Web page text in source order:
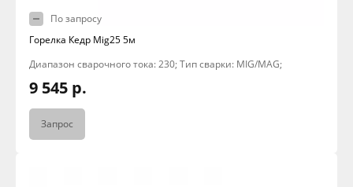
По запросу
Горелка Кедр Mig25 5м
Диапазон сварочного тока: 230; Тип сварки: MIG/MAG;
9 545 р.
Запрос